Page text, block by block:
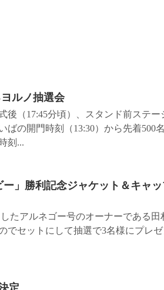
ルノ抽選会
後（17:45分頃）、スタンド前ステ
の開門時刻（13:30）から先着500
刻...
」勝利記念ジャケット＆キャ
たアルネゴー号のオーナーである
セットにして抽選で3名様にプレゼ